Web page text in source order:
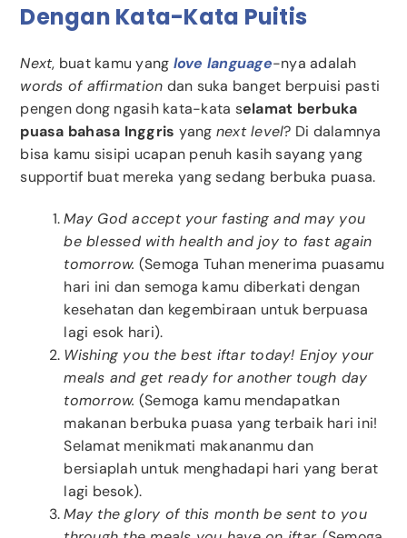
Dengan Kata-Kata Puitis
Next, buat kamu yang love language-nya adalah
words of affirmation dan suka banget berpuisi pasti
pengen dong ngasih kata-kata selamat berbuka
puasa bahasa Inggris yang next level? Di dalamnya
bisa kamu sisipi ucapan penuh kasih sayang yang
supportif buat mereka yang sedang berbuka puasa.
May God accept your fasting and may you
be blessed with health and joy to fast again
tomorrow. (Semoga Tuhan menerima puasamu
hari ini dan semoga kamu diberkati dengan
kesehatan dan kegembiraan untuk berpuasa
lagi esok hari).
Wishing you the best iftar today! Enjoy your
meals and get ready for another tough day
tomorrow. (Semoga kamu mendapatkan
makanan berbuka puasa yang terbaik hari ini!
Selamat menikmati makananmu dan
bersiaplah untuk menghadapi hari yang berat
lagi besok).
May the glory of this month be sent to you